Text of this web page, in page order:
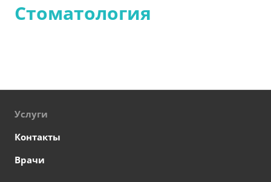
Стоматология
Услуги
Контакты
Врачи